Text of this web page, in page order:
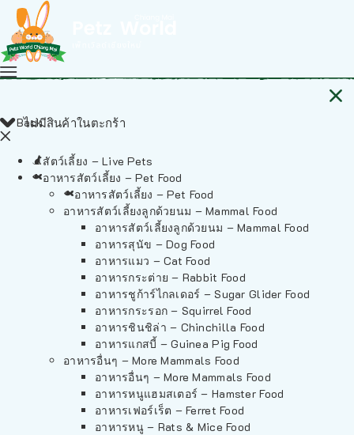
ไม่มีสินค้าในตะกร้า
Back
สัตว์เลี้ยง – Live Pets
อาหารสัตว์เลี้ยง – Pet Food
อาหารสัตว์เลี้ยง – Pet Food
อาหารสัตว์เลี้ยงลูกด้วยนม – Mammal Food
อาหารสัตว์เลี้ยงลูกด้วยนม – Mammal Food
อาหารสุนัข – Dog Food
อาหารแมว – Cat Food
อาหารกระต่าย – Rabbit Food
อาหารชูก้าร์ไกลเดอร์ – Sugar Glider Food
อาหารกระรอก – Squirrel Food
อาหารชินชิล่า – Chinchilla Food
อาหารแกสบี้ – Guinea Pig Food
อาหารอื่นๆ – More Mammals Food
อาหารอื่นๆ – More Mammals Food
อาหารหนูแฮมสเตอร์ – Hamster Food
อาหารเฟอร์เร็ต – Ferret Food
อาหารหนู – Rats & Mice Food